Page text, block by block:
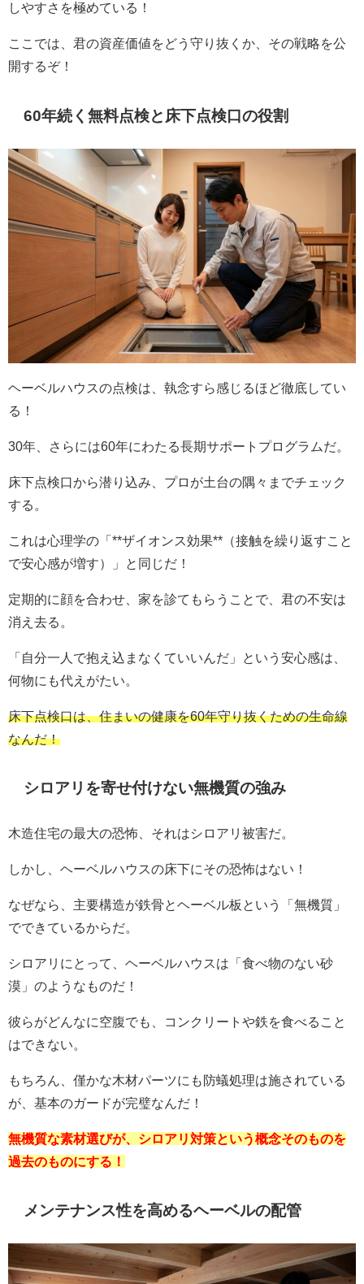
しやすさを極めている！
ここでは、君の資産価値をどう守り抜くか、その戦略を公
開するぞ！
60年続く無料点検と床下点検口の役割
ヘーベルハウスの点検は、執念すら感じるほど徹底してい
る！
30年、さらには60年にわたる長期サポートプログラムだ。
床下点検口から潜り込み、プロが土台の隅々までチェック
する。
これは心理学の「**ザイオンス効果**（接触を繰り返すこと
で安心感が増す）」と同じだ！
定期的に顔を合わせ、家を診てもらうことで、君の不安は
消え去る。
「自分一人で抱え込まなくていいんだ」という安心感は、
何物にも代えがたい。
床下点検口は、住まいの健康を60年守り抜くための生命線
なんだ！
シロアリを寄せ付けない無機質の強み
木造住宅の最大の恐怖、それはシロアリ被害だ。
しかし、ヘーベルハウスの床下にその恐怖はない！
なぜなら、主要構造が鉄骨とヘーベル板という「無機質」
でできているからだ。
シロアリにとって、ヘーベルハウスは「食べ物のない砂
漠」のようなものだ！
彼らがどんなに空腹でも、コンクリートや鉄を食べること
はできない。
もちろん、僅かな木材パーツにも防蟻処理は施されている
が、基本のガードが完璧なんだ！
無機質な素材選びが、シロアリ対策という概念そのものを
過去のものにする！
メンテナンス性を高めるヘーベルの配管